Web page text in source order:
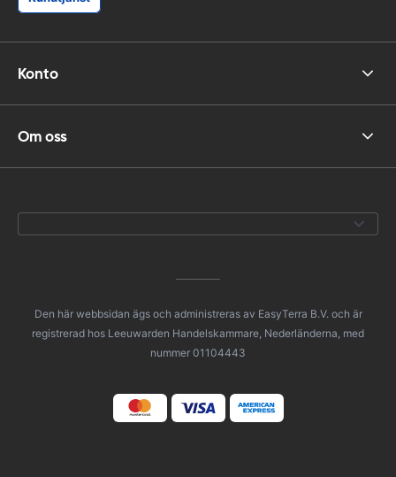
Konto
Om oss
Den här webbsidan ägs och administreras av EasyTerra B.V. och är
registrerad hos Leeuwarden Handelskammare, Nederländerna, med
nummer 01104443